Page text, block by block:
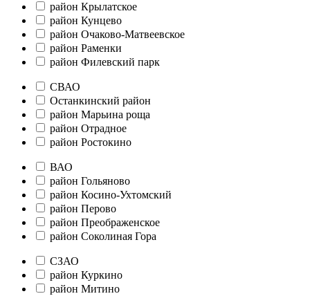
район Крылатское
район Кунцево
район Очаково-Матвеевское
район Раменки
район Филевский парк
СВАО
Останкинский район
район Марьина роща
район Отрадное
район Ростокино
ВАО
район Гольяново
район Косино-Ухтомский
район Перово
район Преображенское
район Соколиная Гора
СЗАО
район Куркино
район Митино